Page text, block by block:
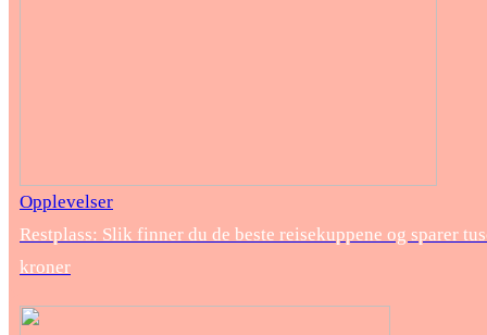
Opplevelser
Restplass: Slik finner du de beste reisekuppene og sparer
kroner